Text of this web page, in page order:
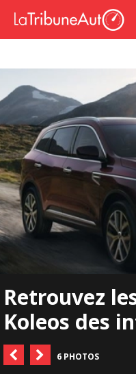
Retrouvez
Koleos des
6 PHOTOS